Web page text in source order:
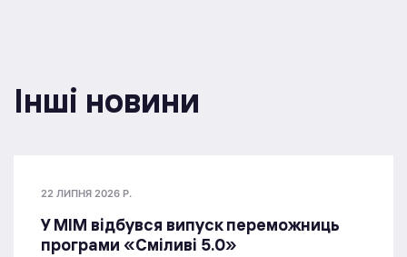
Інші новини
22 ЛИПНЯ 2026 Р.
У МІМ відбувся випуск переможниць
програми «Сміливі 5.0»